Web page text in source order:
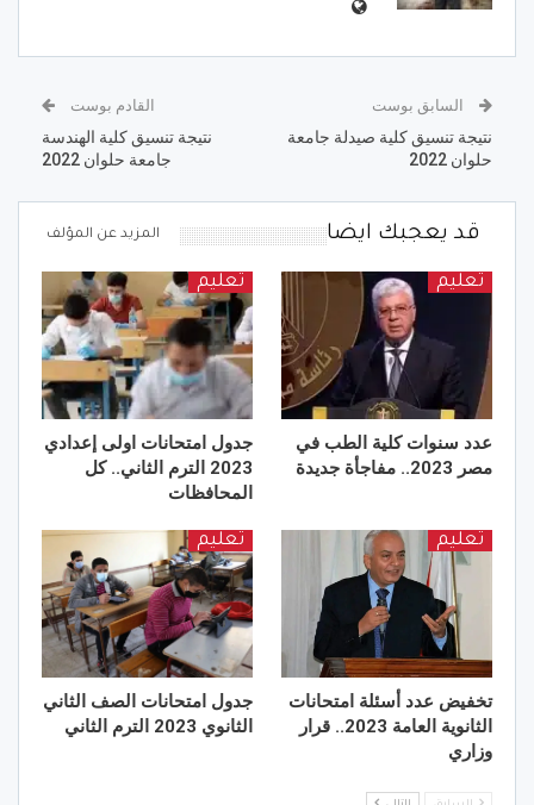
السابق بوست
نتيجة تنسيق كلية صيدلة جامعة
حلوان 2022
القادم بوست
نتيجة تنسيق كلية الهندسة
جامعة حلوان 2022
قد يعجبك ايضا المزيد عن المؤلف
تعليم
عدد سنوات كلية الطب في
مصر 2023.. مفاجأة جديدة
تعليم
جدول امتحانات اولى إعدادي
2023 الترم الثاني.. كل
المحافظات
تعليم
تخفيض عدد أسئلة امتحانات
الثانوية العامة 2023.. قرار
وزاري
تعليم
جدول امتحانات الصف الثاني
الثانوي 2023 الترم الثاني